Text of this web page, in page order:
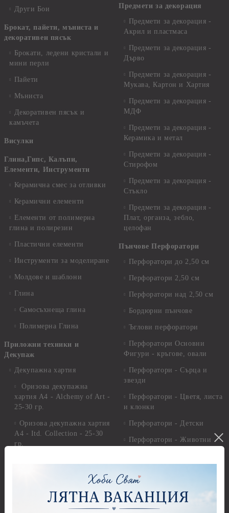
Други Бои
Брокат, пайети, мъниста и
декоративен пясък
Брокати, ледени кристали и
мини перли
Пайети
Мъниста
Декоративен пясък и
камъчета
Висулки
Глина,Гипс, Калъпи,
Елементи, Инструменти
Керамична смес за отливки
Керамични елементи
Елементи от полимерна
глина и полирезин
Пластични елементи
Инструменти за моделиране
Молдове и шаблони
Глина
Самосъхнеща глина
Полимерна Глина
Приложни техники и
Декупаж
Декупажна хартия
Оризова декупажна
хартия А4 - Alchemy of Art -
25-30 гр.
Оризова декупажна хартия
А4 - Itd. Collection - 25-30
гр.
Декупажна хартия - Други
Предмети за декорация
Предмети за декорация -
Акрил и пластмаса
Предмети за декорация -
Дърво
Предмети за декорация -
Мукава, Картон и Хартия
Предмети за декорация -
МДФ
Предмети за декорация -
Керамика и метал
Предмети за декорация -
Стирофом
Предмети за декорация -
Стъкло
Предмети за декорация -
Плат, органза, зебло,
целофан
Пънчове Перфоратори
Перфоратори до 2,50 см
Перфоратори 2,50 см
Перфоратори над 2,50 см
Бордюрни пънчове
Ъглови перфоратори
Перфоратори Основни
Фигури - кръгове, овали
Перфоратори - Сърца и
звезди
Перфоратори - Цветя, листа
и клонки
Перфоратори - Детски
Перфоратори - Животни
Зимни
Рисуване
Грунд и почистващи
разтвори